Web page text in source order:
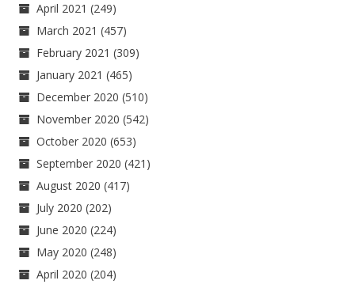
April 2021 (249)
March 2021 (457)
February 2021 (309)
January 2021 (465)
December 2020 (510)
November 2020 (542)
October 2020 (653)
September 2020 (421)
August 2020 (417)
July 2020 (202)
June 2020 (224)
May 2020 (248)
April 2020 (204)